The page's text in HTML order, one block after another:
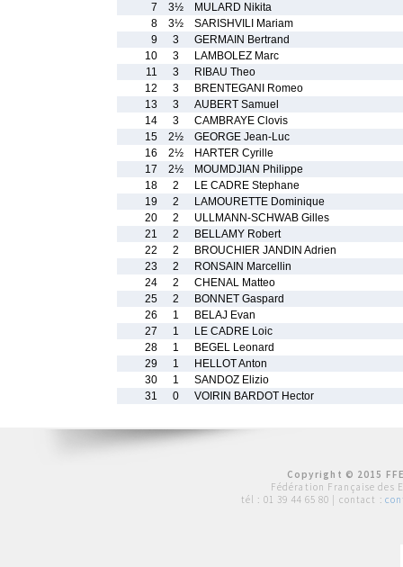
7
3½
MULARD Nikita
8
3½
SARISHVILI Mariam
9
3
GERMAIN Bertrand
10
3
LAMBOLEZ Marc
11
3
RIBAU Theo
12
3
BRENTEGANI Romeo
13
3
AUBERT Samuel
14
3
CAMBRAYE Clovis
15
2½
GEORGE Jean-Luc
16
2½
HARTER Cyrille
17
2½
MOUMDJIAN Philippe
18
2
LE CADRE Stephane
19
2
LAMOURETTE Dominique
20
2
ULLMANN-SCHWAB Gilles
21
2
BELLAMY Robert
22
2
BROUCHIER JANDIN Adrien
23
2
RONSAIN Marcellin
24
2
CHENAL Matteo
25
2
BONNET Gaspard
26
1
BELAJ Evan
27
1
LE CADRE Loic
28
1
BEGEL Leonard
29
1
HELLOT Anton
30
1
SANDOZ Elizio
31
0 VOIRIN BARDOT Hector
Copyright © 2015
Fédération Française des
tél : 01 39 44 65 80 | contact :